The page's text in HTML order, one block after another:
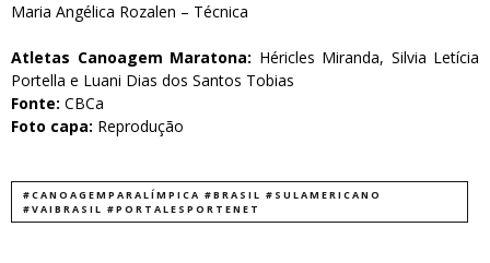
Maria Angélica Rozalen – Técnica
Atletas Canoagem Maratona: Héricles Miranda, Silvia Letícia
Portella e Luani Dias dos Santos Tobias
Fonte: CBCa
Foto capa: Reprodução
#CANOAGEMPARALÍMPICA #BRASIL #SULAMERICANO
#VAIBRASIL #PORTALESPORTENET